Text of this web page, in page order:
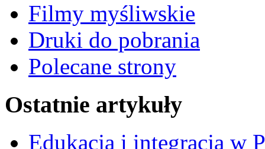
Filmy myśliwskie
Druki do pobrania
Polecane strony
Ostatnie artykuły
Edukacja i integracja w